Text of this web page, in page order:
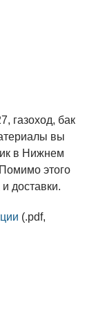
газоход, бак
вы
в Нижнем
этого
доставки.
(.pdf,